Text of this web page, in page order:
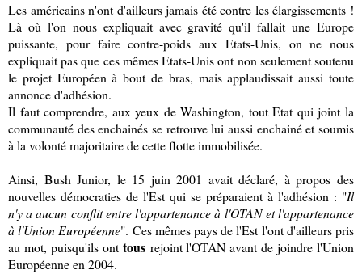
Les américains n'ont d'ailleurs jamais été contre les élargissements !
Là où l'on nous expliquait avec gravité qu'il fallait une Europe
puissante, pour faire contre-poids aux Etats-Unis, on ne nous
expliquait pas que ces mêmes Etats-Unis ont non seulement soutenu
le projet Européen à bout de bras, mais applaudissait aussi toute
annonce d'adhésion.
Il faut comprendre, aux yeux de Washington, tout Etat qui joint la
communauté des enchainés se retrouve lui aussi enchainé et soumis
à la volonté majoritaire de cette flotte immobilisée.
Ainsi, Bush Junior, le 15 juin 2001 avait déclaré, à propos des
nouvelles démocraties de l'Est qui se préparaient à l'adhésion : "Il
n'y a aucun conflit entre l'appartenance à l'OTAN et l'appartenance
à l'Union Européenne". Ces mêmes pays de l'Est l'ont d'ailleurs pris
au mot, puisqu'ils ont tousrejoint l'OTAN avant de joindre l'Union
Européenne en 2004.